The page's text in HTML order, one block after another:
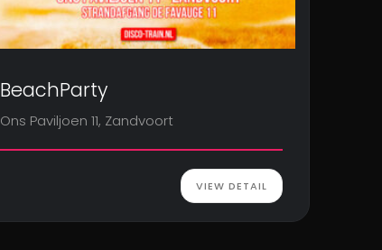
BeachParty
Ons Paviljoen 11, Zandvoort
VIEW DETAIL